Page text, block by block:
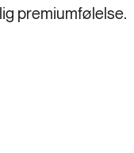
premiumfølelse.